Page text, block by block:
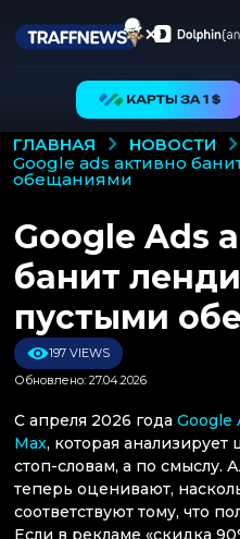
ГЛАВНАЯ
НОВОСТИ
google ads активно банит лендинги с пустыми
обещаниями
Google Ads
банит
пустыми
197 VIEWS
Обновлено: 27.04.2026
С апреля 2026 года Google
Max, которая
стоп-словам, а по смыслу.
теперь оценивают,
соответствуют тому, что
Если в рекламе «скидка